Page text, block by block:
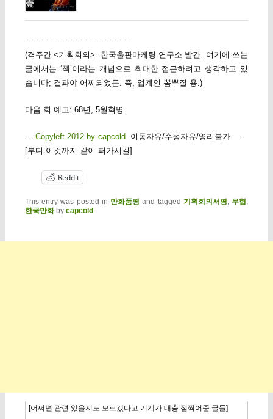
======================
(격주간 <기획회의>. 한국출판마케팅 연구소 발간. 여기에 쓰는
글에서는 ‘책’이라는 개념으로 최대한 접근하려고 생각하고 있
습니다; 결과야 어찌되었든. 즉, 업계인 뽐뿌질 용.)
다음 회 예고: 68년, 5월혁명.
— Copyleft 2012 by capcold. 이동자유/수정자유/영리불가 —
[부디 이것까지 같이 퍼가시길]
Reddit
This entry was posted in 만화품평 and tagged기획회의서평 무협
한국만화by capcold.
[어쩌면 관련 있을지도 모르겠다고 기계가 대충 점찍어준 글들]